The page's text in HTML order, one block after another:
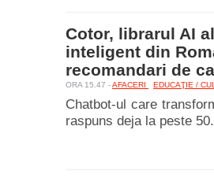
Cotor, librarul AI
inteligent din
recomandari de
ORA 15.47 -AFACERI EDUCAŢIE /
Chatbot-ul care
raspuns deja la peste